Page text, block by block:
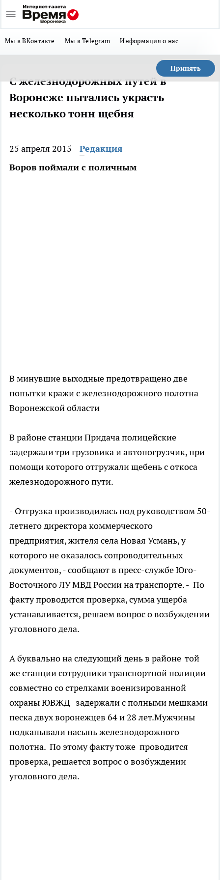
Мы в ВКонтакте Мы в Telegram Информация о нас
Принять
С железнодорожных путей в
Воронеже пытались украсть
несколько тонн щебня
25 апреля 2015
Редакция
Воров поймали с поличным
В минувшие выходные предотвращено две
попытки кражи с железнодорожного полотна
Воронежской области
В районе станции Придача полицейские
задержали три грузовика и автопогрузчик, при
помощи которого отгружали щебень с откоса
железнодорожного пути.
- Отгрузка производилась под руководством 50-
летнего директора коммерческого
предприятия, жителя села Новая Усмань, у
которого не оказалось сопроводительных
документов, - сообщают в пресс-службе Юго-
Восточного ЛУ МВД России на транспорте. - По
факту проводится проверка, сумма ущерба
устанавливается, решаем вопрос о возбуждении
уголовного дела.
А буквально на следующий день в районе той
же станции сотрудники транспортной полиции
совместно со стрелками военизированной
охраны ЮВЖД задержали с полными мешками
песка двух воронежцев 64 и 28 лет.Мужчины
подкапывали насыпь железнодорожного
полотна. По этому факту тоже проводится
проверка, решается вопрос о возбуждении
уголовного дела.